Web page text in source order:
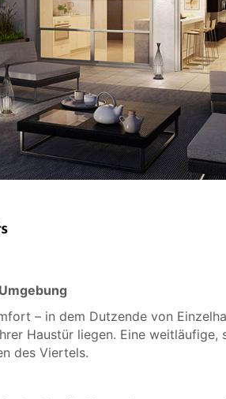
– in dem Dutzende von
Haustür liegen. Eine weitläufige,
des Viertels.